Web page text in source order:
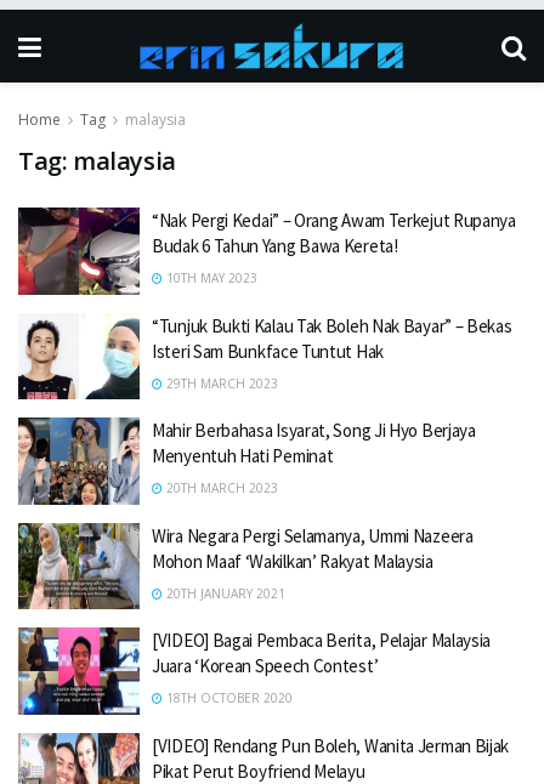
Home Tag malaysia
Tag: malaysia
“Nak Pergi Kedai” – Orang Awam Terkejut Rupanya
Budak 6 Tahun Yang Bawa Kereta!
10TH MAY 2023
“Tunjuk Bukti Kalau Tak Boleh Nak Bayar” – Bekas
Isteri Sam Bunkface Tuntut Hak
29TH MARCH 2023
Mahir Berbahasa Isyarat, Song Ji Hyo Berjaya
Menyentuh Hati Peminat
20TH MARCH 2023
Wira Negara Pergi Selamanya, Ummi Nazeera
Mohon Maaf ‘Wakilkan’ Rakyat Malaysia
20TH JANUARY 2021
[VIDEO] Bagai Pembaca Berita, Pelajar Malaysia
Juara ‘Korean Speech Contest’
18TH OCTOBER 2020
[VIDEO] Rendang Pun Boleh, Wanita Jerman Bijak
Pikat Perut Boyfriend Melayu